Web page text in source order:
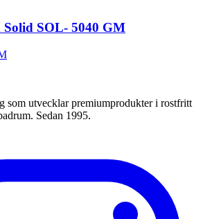
SOL- 5040 GM
som utvecklar premiumprodukter i rostfritt
Sedan 1995.